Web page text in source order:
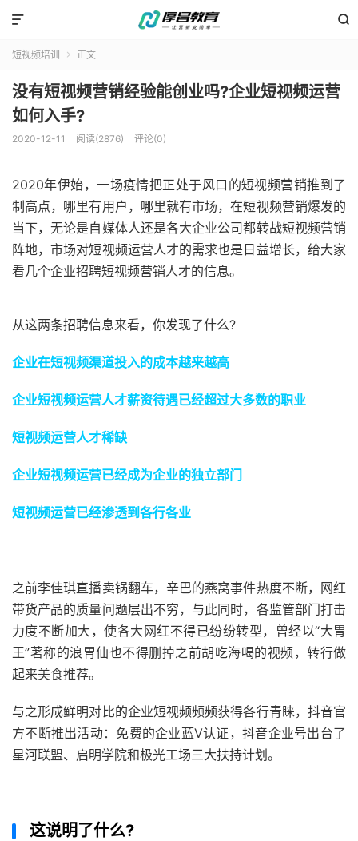


短视频培训  正文
没有短视频营销经验能创业吗?企业短视频运营
如何入手?
2020-12-11 阅读(2876) 评论(0)
2020年伊始，一场疫情把正处于风口的短视频营销推到了
制高点，哪里有用户，哪里就有市场，在短视频营销爆发的
当下，无论是自媒体人还是各大企业公司都转战短视频营销
阵地，市场对短视频运营人才的需求也是日益增长，给大家
看几个企业招聘短视频营销人才的信息。
从这两条招聘信息来看，你发现了什么?
企业在短视频渠道投入的成本越来越高
企业短视频运营人才薪资待遇已经超过大多数的职业
短视频运营人才稀缺
企业短视频运营已经成为企业的独立部门
短视频运营已经渗透到各行各业
之前李佳琪直播卖锅翻车，辛巴的燕窝事件热度不断，网红
带货产品的质量问题层出不穷，与此同时，各监管部门打击
力度不断加大，使各大网红不得已纷纷转型，曾经以“大胃
王”著称的浪胃仙也不得删掉之前胡吃海喝的视频，转行做
起来美食推荐。
与之形成鲜明对比的企业短视频频频获得各行青睐，抖音官
方不断推出活动：免费的企业蓝V认证，抖音企业号出台了
星河联盟、启明学院和极光工场三大扶持计划。
这说明了什么?